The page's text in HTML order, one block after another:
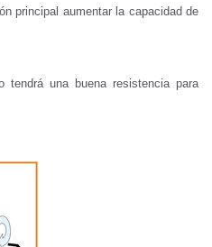
principal aumentar la capacidad de
tendrá una buena resistencia para